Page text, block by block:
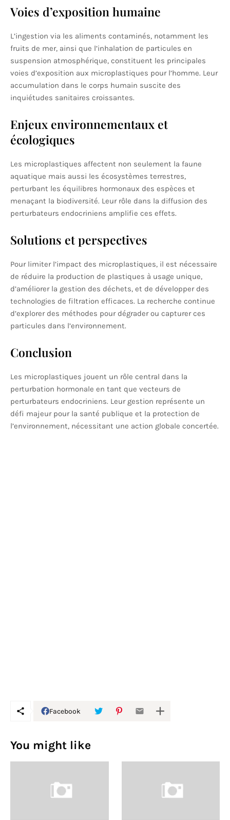
Voies d’exposition humaine
L’ingestion via les aliments contaminés, notamment les
fruits de mer, ainsi que l’inhalation de particules en
suspension atmosphérique, constituent les principales
voies d’exposition aux microplastiques pour l’homme. Leur
accumulation dans le corps humain suscite des
inquiétudes sanitaires croissantes.
Enjeux environnementaux et
écologiques
Les microplastiques affectent non seulement la faune
aquatique mais aussi les écosystèmes terrestres,
perturbant les équilibres hormonaux des espèces et
menaçant la biodiversité. Leur rôle dans la diffusion des
perturbateurs endocriniens amplifie ces effets.
Solutions et perspectives
Pour limiter l’impact des microplastiques, il est nécessaire
de réduire la production de plastiques à usage unique,
d’améliorer la gestion des déchets, et de développer des
technologies de filtration efficaces. La recherche continue
d’explorer des méthodes pour dégrader ou capturer ces
particules dans l’environnement.
Conclusion
Les microplastiques jouent un rôle central dans la
perturbation hormonale en tant que vecteurs de
perturbateurs endocriniens. Leur gestion représente un
défi majeur pour la santé publique et la protection de
l’environnement, nécessitant une action globale concertée.
Facebook
You might like